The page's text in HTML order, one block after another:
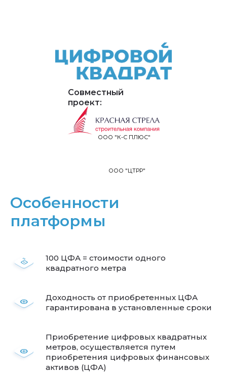
Совместный
проект:
ООО "К-С ПЛЮС"
ООО "ЦТРР"
Особенности
платформы
100 ЦФА = стоимости одного
квадратного метра
Доходность от приобретенных ЦФА
гарантирована в установленные сроки
Приобретение цифровых квадратных
метров, осуществляется путем
приобретения цифровых финансовых
активов (ЦФА)